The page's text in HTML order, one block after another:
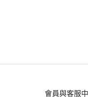
會員與客服